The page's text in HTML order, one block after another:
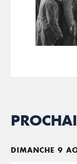
DIMANCHE 9